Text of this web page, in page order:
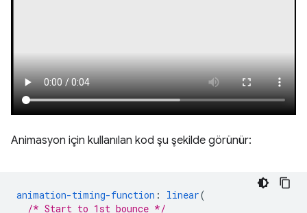
Animasyon için kullanılan kod şu şekilde görünür:
animation-timing-function : linear(
/* Start to 1st bounce */